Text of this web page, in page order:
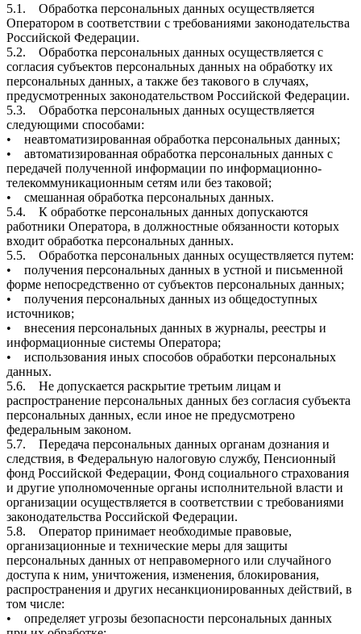
5.1. Обработка персональных данных осуществляется
Оператором в соответствии с требованиями законодательства
Российской Федерации.
5.2. Обработка персональных данных осуществляется с
согласия субъектов персональных данных на обработку их
персональных данных, а также без такового в случаях,
предусмотренных законодательством Российской Федерации.
5.3. Обработка персональных данных осуществляется
следующими способами:
• неавтоматизированная обработка персональных данных;
• автоматизированная обработка персональных данных с
передачей полученной информации по информационно-
телекоммуникационным сетям или без таковой;
• смешанная обработка персональных данных.
5.4. К обработке персональных данных допускаются
работники Оператора, в должностные обязанности которых
входит обработка персональных данных.
5.5. Обработка персональных данных осуществляется путем:
• получения персональных данных в устной и письменной
форме непосредственно от субъектов персональных данных;
• получения персональных данных из общедоступных
источников;
• внесения персональных данных в журналы, реестры и
информационные системы Оператора;
• использования иных способов обработки персональных
данных.
5.6. Не допускается раскрытие третьим лицам и
распространение персональных данных без согласия субъекта
персональных данных, если иное не предусмотрено
федеральным законом.
5.7. Передача персональных данных органам дознания и
следствия, в Федеральную налоговую службу, Пенсионный
фонд Российской Федерации, Фонд социального страхования
и другие уполномоченные органы исполнительной власти и
организации осуществляется в соответствии с требованиями
законодательства Российской Федерации.
5.8. Оператор принимает необходимые правовые,
организационные и технические меры для защиты
персональных данных от неправомерного или случайного
доступа к ним, уничтожения, изменения, блокирования,
распространения и других несанкционированных действий, в
том числе:
• определяет угрозы безопасности персональных данных